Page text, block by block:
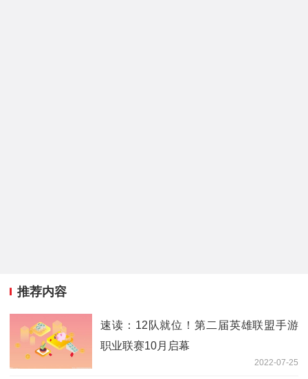
推荐内容
速读：12队就位！第二届英雄联盟手游
职业联赛10月启幕
2022-07-25